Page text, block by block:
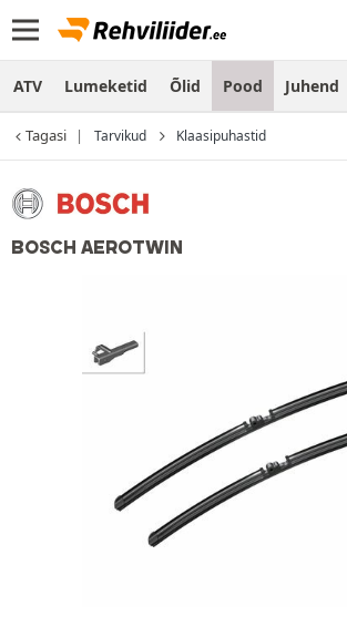
ATV Lumeketid Õlid Pood Juhend
Tagasi Tarvikud Klaasipuhastid
BOSCH AEROTWIN